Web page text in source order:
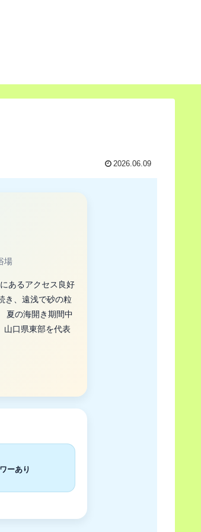
2026.06.09
場
あるアクセス良好
き、遠浅で砂の粒
夏の海開き期間中
山口県東部を代表
ーあり